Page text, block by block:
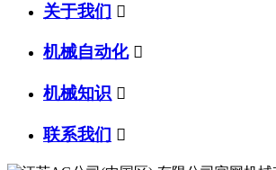
关于我们 
机械自动化 
机械知识 
联系我们 